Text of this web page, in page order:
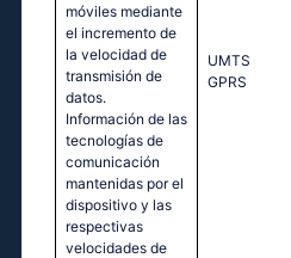
móviles mediante
el incremento de
la velocidad de
transmisión de
datos.
Información de las
tecnologías de
comunicación
mantenidas por el
dispositivo y las
respectivas
velocidades de
UМТS
GРRS